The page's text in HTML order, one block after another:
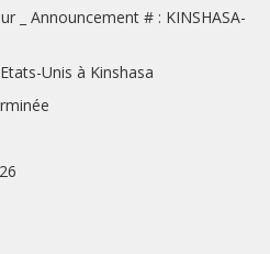
_ Announcement # : KINSHASA-
Unis à Kinshasa